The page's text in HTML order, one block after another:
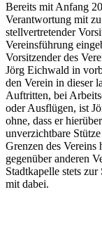
Bereits mit Anfang
Verantwortung mit
stellvertretender
Vereinsführung
Vorsitzender des
Jörg Eichwald in
den Verein in dieser
Auftritten, bei
oder Ausflügen, ist
ohne, dass er
unverzichtbare
Grenzen des
gegenüber anderen
Stadtkapelle stets
mit dabei.